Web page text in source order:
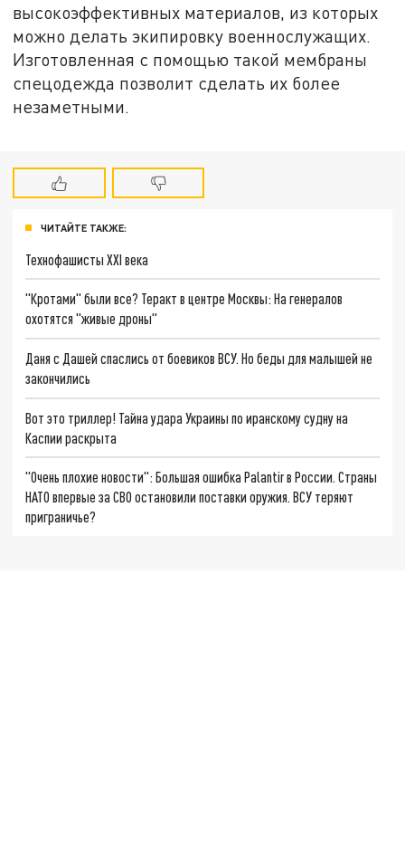
высокоэффективных материалов, из которых
можно делать экипировку военнослужащих.
Изготовленная с помощью такой мембраны
спецодежда позволит сделать их более
незаметными.
ЧИТАЙТЕ ТАКЖЕ:
Технофашисты XXI века
"Кротами" были все? Теракт в центре Москвы: На генералов
охотятся "живые дроны"
Даня с Дашей спаслись от боевиков ВСУ. Но беды для малышей не
закончились
Вот это триллер! Тайна удара Украины по иранскому судну на
Каспии раскрыта
"Очень плохие новости": Большая ошибка Palantir в России. Страны
НАТО впервые за СВО остановили поставки оружия. ВСУ теряют
приграничье?